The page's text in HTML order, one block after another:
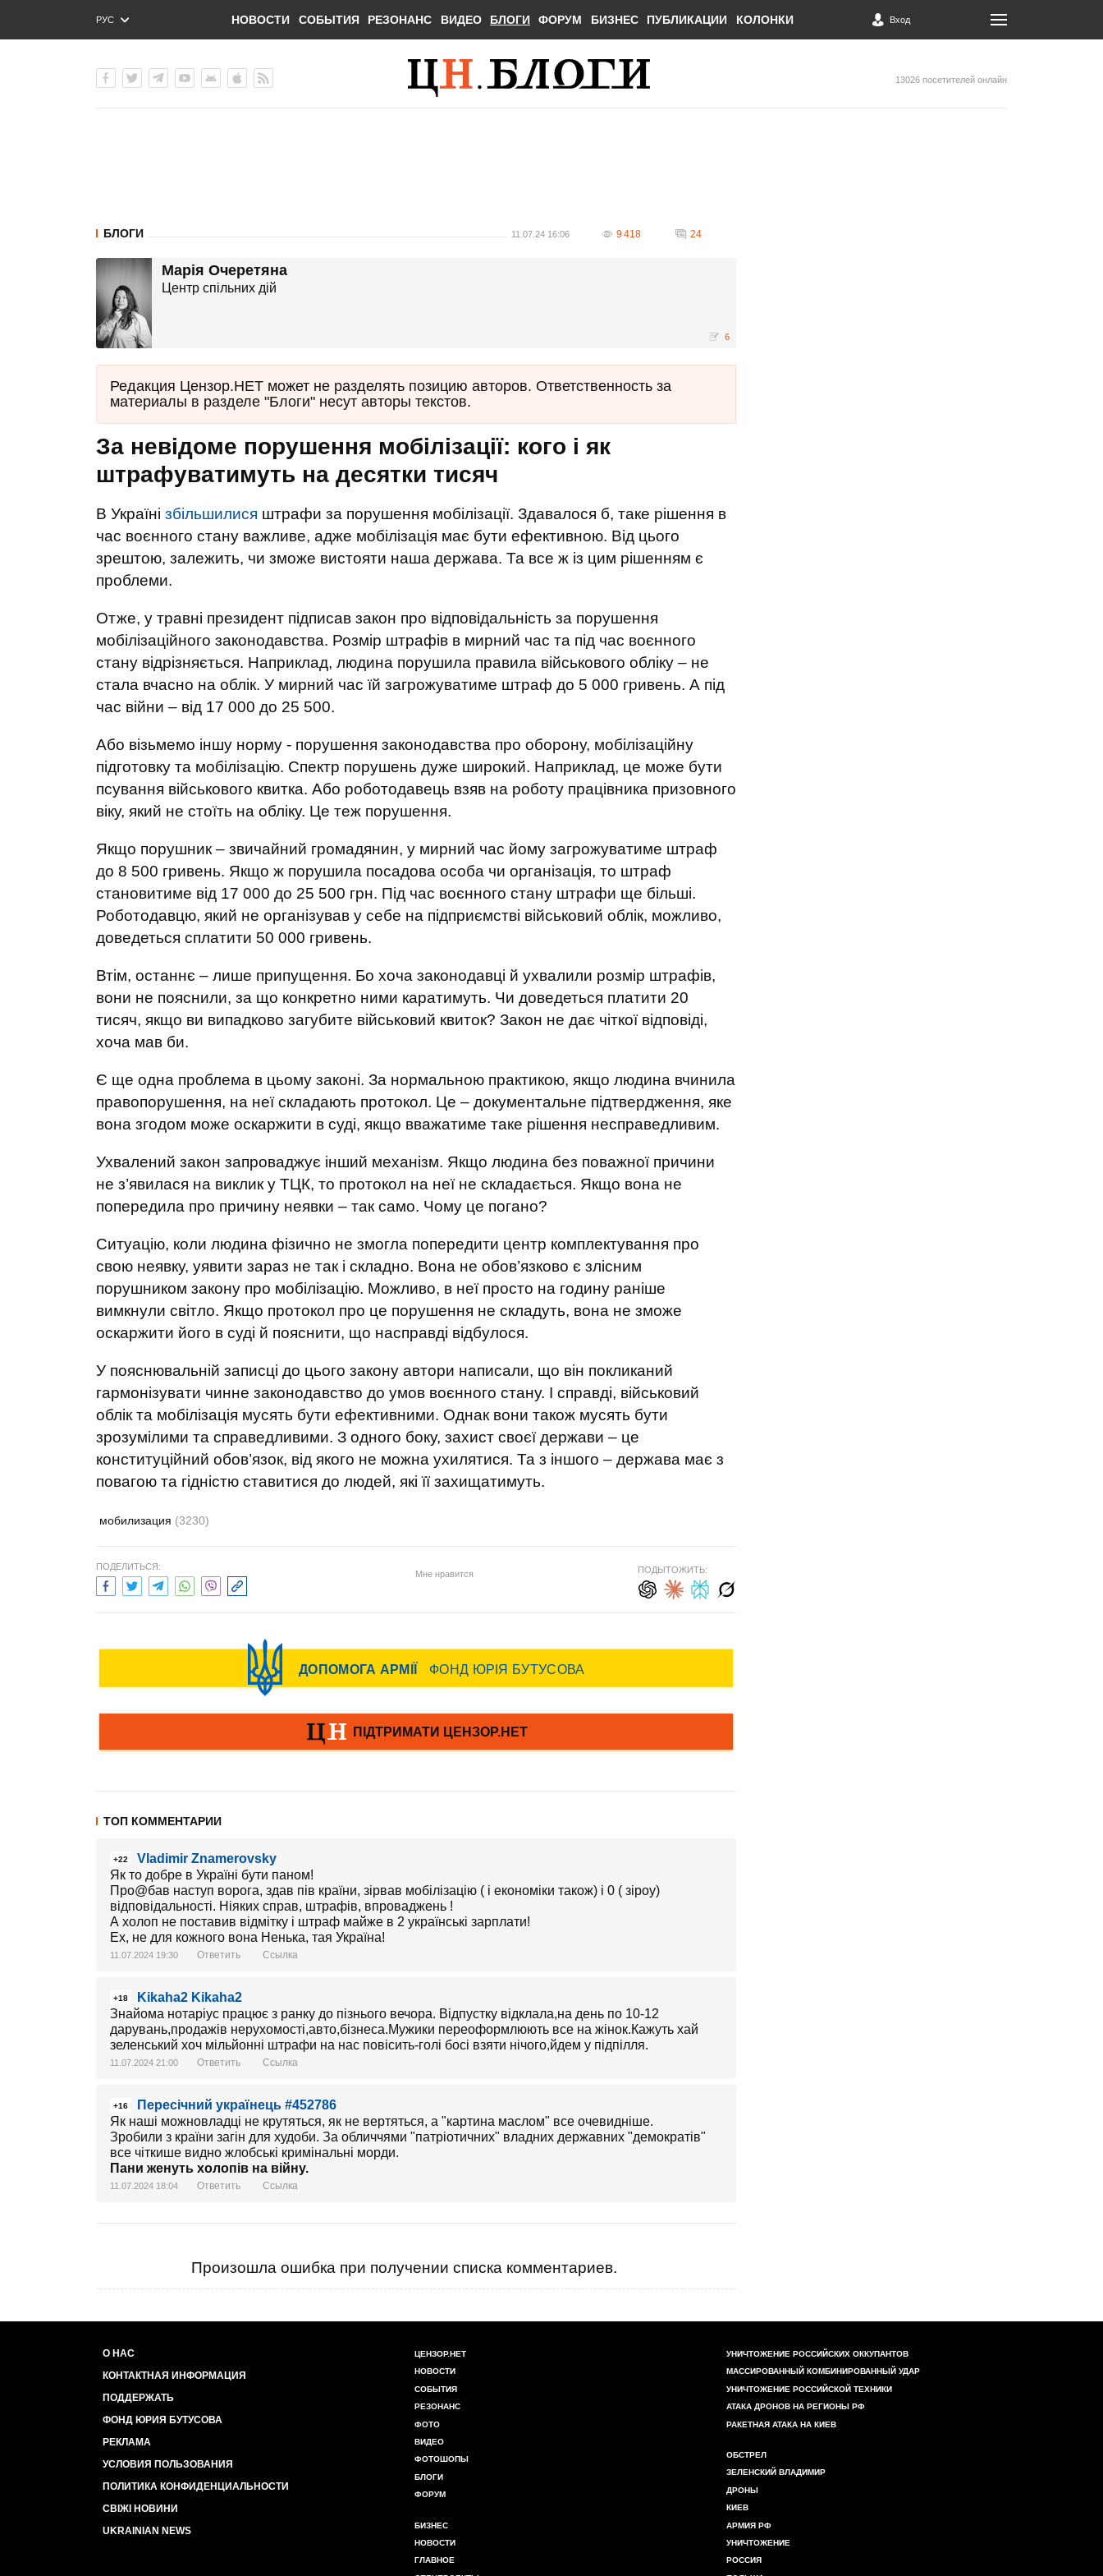
РУС
ENG
НОВОСТИ СОБЫТИЯ РЕЗОНАНС ВИДЕО БЛОГИ ФОРУМ БИЗНЕС ПУБЛИКАЦИИ КОЛОНКИ Вход
13026 посетителей онлайн
БЛОГИ 11.07.24 16:06 9 418 24
Марія Очеретяна
Центр спільних дій
6
Редакция Цензор.НЕТ может не разделять позицию авторов. Ответственность за
материалы в разделе "Блоги" несут авторы текстов.
За невідоме порушення мобілізації: кого і як
штрафуватимуть на десятки тисяч
В Україні збільшилися штрафи за порушення мобілізації. Здавалося б, таке рішення в
час воєнного стану важливе, адже мобілізація має бути ефективною. Від цього
зрештою, залежить, чи зможе вистояти наша держава. Та все ж із цим рішенням є
проблеми.
Отже, у травні президент підписав закон про відповідальність за порушення
мобілізаційного законодавства. Розмір штрафів в мирний час та під час воєнного
стану відрізняється. Наприклад, людина порушила правила військового обліку – не
стала вчасно на облік. У мирний час їй загрожуватиме штраф до 5 000 гривень. А під
час війни – від 17 000 до 25 500.
Або візьмемо іншу норму - порушення законодавства про оборону, мобілізаційну
підготовку та мобілізацію. Спектр порушень дуже широкий. Наприклад, це може бути
псування військового квитка. Або роботодавець взяв на роботу працівника призовного
віку, який не стоїть на обліку. Це теж порушення.
Якщо порушник – звичайний громадянин, у мирний час йому загрожуватиме штраф
до 8 500 гривень. Якщо ж порушила посадова особа чи організація, то штраф
становитиме від 17 000 до 25 500 грн. Під час воєнного стану штрафи ще більші.
Роботодавцю, який не організував у себе на підприємстві військовий облік, можливо,
доведеться сплатити 50 000 гривень.
Втім, останнє – лише припущення. Бо хоча законодавці й ухвалили розмір штрафів,
вони не пояснили, за що конкретно ними каратимуть. Чи доведеться платити 20
тисяч, якщо ви випадково загубите військовий квиток? Закон не дає чіткої відповіді,
хоча мав би.
Є ще одна проблема в цьому законі. За нормальною практикою, якщо людина вчинила
правопорушення, на неї складають протокол. Це – документальне підтвердження, яке
вона згодом може оскаржити в суді, якщо вважатиме таке рішення несправедливим.
Ухвалений закон запроваджує інший механізм. Якщо людина без поважної причини
не з’явилася на виклик у ТЦК, то протокол на неї не складається. Якщо вона не
попередила про причину неявки – так само. Чому це погано?
Ситуацію, коли людина фізично не змогла попередити центр комплектування про
свою неявку, уявити зараз не так і складно. Вона не обов’язково є злісним
порушником закону про мобілізацію. Можливо, в неї просто на годину раніше
вимкнули світло. Якщо протокол про це порушення не складуть, вона не зможе
оскаржити його в суді й пояснити, що насправді відбулося.
У пояснювальній записці до цього закону автори написали, що він покликаний
гармонізувати чинне законодавство до умов воєнного стану. І справді, військовий
облік та мобілізація мусять бути ефективними. Однак вони також мусять бути
зрозумілими та справедливими. З одного боку, захист своєї держави – це
конституційний обов’язок, від якого не можна ухилятися. Та з іншого – держава має з
повагою та гідністю ставитися до людей, які її захищатимуть.
мобилизация (3230)
ПОДЕЛИТЬСЯ:
Мне нравится ПОДЫТОЖИТЬ:
ТОП КОММЕНТАРИИ
+22
Vladimir Znamerovsky
Як то добре в Україні бути паном!
Про@бав наступ ворога, здав пів країни, зірвав мобілізацію ( і економіки також) і 0 ( зіроу)
відповідальності. Ніяких справ, штрафів, впроваджень !
А холоп не поставив відмітку і штраф майже в 2 українські зарплати!
Ех, не для кожного вона Ненька, тая Україна!
11.07.2024 19:30 Ответить Ссылка
+18
Kikaha2 Kikaha2
Знайома нотаріус працює з ранку до пізнього вечора. Відпустку відклала,на день по 10-12
дарувань,продажів нерухомості,авто,бізнеса.Мужики переоформлюють все на жінок.Кажуть хай
зеленський хоч мільйонні штрафи на нас повісить-голі босі взяти нічого,йдем у підпілля.
11.07.2024 21:00 Ответить Ссылка
+16
Пересічний українець #452786
Як наші можновладці не крутяться, як не вертяться, а "картина маслом" все очевидніше.
Зробили з країни загін для худоби. За обличчями "патріотичних" владних державних "демократів"
все чіткише видно жлобські кримінальні морди.
Пани женуть холопів на війну.
11.07.2024 18:04 Ответить Ссылка
Произошла ошибка при получении списка комментариев.
О НАС
КОНТАКТНАЯ ИНФОРМАЦИЯ
ПОДДЕРЖАТЬ
ФОНД ЮРИЯ БУТУСОВА
РЕКЛАМА
УСЛОВИЯ ПОЛЬЗОВАНИЯ
ПОЛИТИКА КОНФИДЕНЦИАЛЬНОСТИ
СВІЖІ НОВИНИ
UKRAINIAN NEWS
ЦЕНЗОР.НЕТ
НОВОСТИ
СОБЫТИЯ
РЕЗОНАНС
ФОТО
ВИДЕО
ФОТОШОПЫ
БЛОГИ
ФОРУМ
БИЗНЕС
НОВОСТИ
ГЛАВНОЕ
УНИЧТОЖЕНИЕ РОССИЙСКИХ ОККУПАНТОВ
МАССИРОВАННЫЙ КОМБИНИРОВАННЫЙ УДАР
УНИЧТОЖЕНИЕ РОССИЙСКОЙ ТЕХНИКИ
АТАКА ДРОНОВ НА РЕГИОНЫ РФ
РАКЕТНАЯ АТАКА НА КИЕВ
ОБСТРЕЛ
ЗЕЛЕНСКИЙ ВЛАДИМИР
ДРОНЫ
КИЕВ
АРМИЯ РФ
УНИЧТОЖЕНИЕ
РОССИЯ